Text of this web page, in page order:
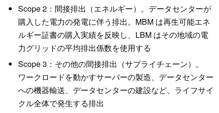
Scope 2：間接排出（エネルギー）。データセンターが
購入した電力の発電に伴う排出。MBM は再生可能エネ
ルギー証書の購入実績を反映し、LBM はその地域の電
力グリッドの平均排出係数を使用する
Scope 3：その他の間接排出（サプライチェーン）。
ワークロードを動かすサーバーの製造、データセンター
への機器輸送、データセンターの建設など、ライフサイ
クル全体で発生する排出